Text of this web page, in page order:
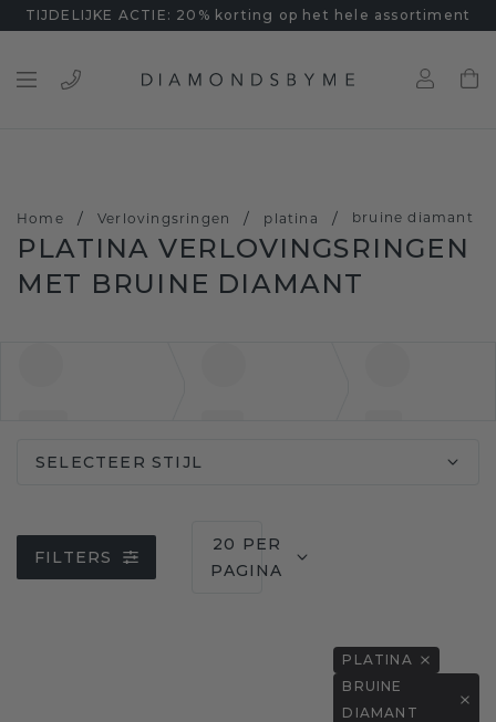
TIJDELIJKE ACTIE: 20% korting op het hele assortiment
Home / Verlovingsringen / platina / bruine diamant
PLATINA VERLOVINGSRINGEN
MET BRUINE DIAMANT
SELECTEER STIJL
FILTERS
20 PER
PAGINA
PLATINA
BRUINE
DIAMANT